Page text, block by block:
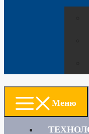
Меню